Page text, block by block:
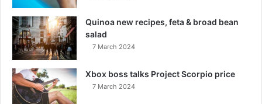
Quinoa new recipes, feta & broad bean
salad
7 March 2024
Xbox boss talks Project Scorpio price
7 March 2024